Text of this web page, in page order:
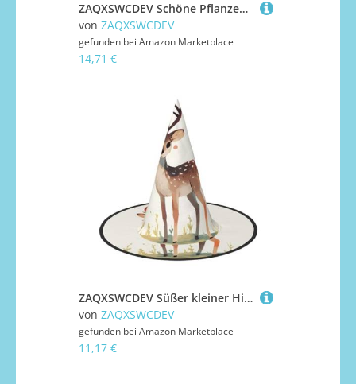
ZAQXSWCDEV Schöne Pflanzen Halloween Hut - Gruseliges Party-Kostüm-Accessoire mit Volldruck-Design - Leichter faltbarer Hexenhut für Halloween, Karneval, Maskerade & Rollenspiel-Events
von ZAQXSWCDEV
gefunden bei Amazon Marketplace
14,71 €
ZAQXSWCDEV Süßer kleiner Hirsch Halloween Hut - Gruseliges Party-Kostüm-Accessoire mit Volldruck-Design - Leichter faltbarer Hexenhut für Halloween, Karneval, Maskerade & Rollenspiel-Events
von ZAQXSWCDEV
gefunden bei Amazon Marketplace
11,17 €